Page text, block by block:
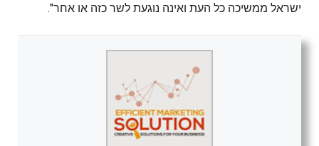
ישראל ממשיכה כל העת ואינה נוגעת לשר כזה או אחר".